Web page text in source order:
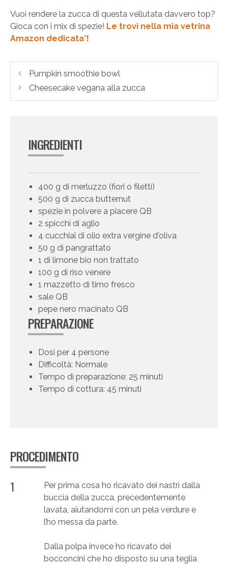
Vuoi rendere la zucca di questa vellutata davvero top?
Gioca con i mix di spezie! Le trovi nella mia vetrina
Amazon dedicata*!
Pumpkin smoothie bowl
Cheesecake vegana alla zucca
INGREDIENTI
400 g di merluzzo (fiori o filetti)
500 g di zucca butternut
spezie in polvere a piacere QB
2 spicchi di aglio
4 cucchiai di olio extra vergine d'oliva
50 g di pangrattato
1 di limone bio non trattato
100 g di riso venere
1 mazzetto di timo fresco
sale QB
pepe nero macinato QB
PREPARAZIONE
Dosi per 4 persone
Difficoltà: Normale
Tempo di preparazione: 25 minuti
Tempo di cottura: 45 minuti
PROCEDIMENTO
1
Per prima cosa ho ricavato dei nastri dalla
buccia della zucca, precedentemente
lavata, aiutandomi con un pela verdure e
l’ho messa da parte.
Dalla polpa invece ho ricavato dei
bocconcini che ho disposto su una teglia